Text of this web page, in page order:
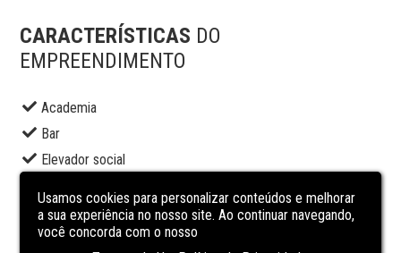
CARACTERÍSTICAS DO
EMPREENDIMENTO
Academia
Bar
Elevador social
Piscina adulto
Piscina infantil
Usamos cookies para personalizar conteúdos e melhorar
a sua experiência no nosso site. Ao continuar navegando,
você concorda com o nosso